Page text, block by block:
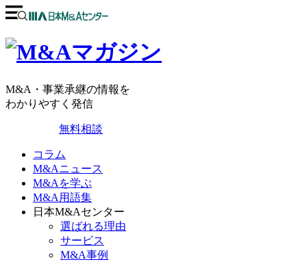
M&A・事業承継の情報を
わかりやすく発信
無料相談
コラム
M&Aニュース
M&Aを学ぶ
M&A用語集
日本M&Aセンター
選ばれる理由
サービス
M&A事例